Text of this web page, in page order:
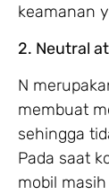
keamanan
2. Neutral
N
membuat
sehingga
Pada saat
mobil